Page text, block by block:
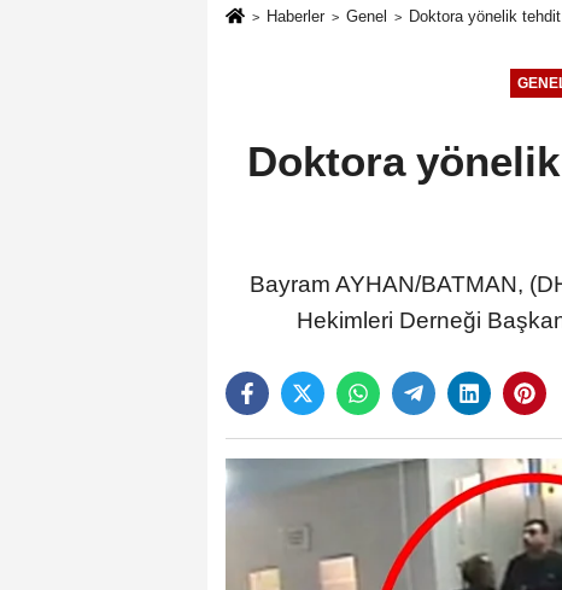
Haberler Genel Doktora yönelik
Doktora
Bayram AYHAN/BATMAN,
Hekimleri Derneği